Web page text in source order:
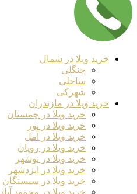
خرید ویلا در شمال
جنگلی
ساحلی
شهرکی
خرید ویلا در مازندران
خرید ویلا در چمستان
خرید ویلا در نور
خرید ویلا در آمل
خرید ویلا در رویان
خرید ویلا در نوشهر
خرید ویلا در ایزدشهر
خرید ویلا در سیسنگان
خرید ویلا در محمود آباد